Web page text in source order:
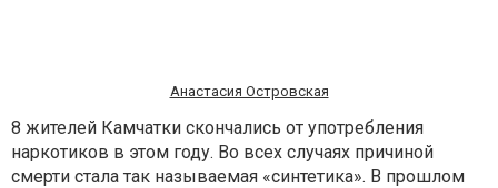
Анастасия Островская
8 жителей Камчатки скончались от употребления
наркотиков в этом году. Во всех случаях причиной
смерти стала так называемая «синтетика». В прошлом